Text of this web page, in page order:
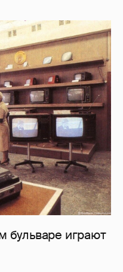
бульваре играют